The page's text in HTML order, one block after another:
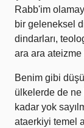
Rabb'im
bir geleneksel
dindarları,
ara ara
Benim gibi
ülkelerde de
kadar yok
ataerkiyi temel